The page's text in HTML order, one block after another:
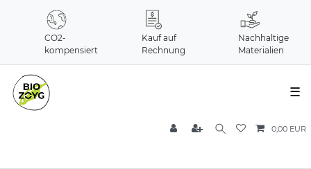
CO2-
kompensiert
Kauf auf
Rechnung
Nachhaltige
Materialien
☰
0,00 EUR